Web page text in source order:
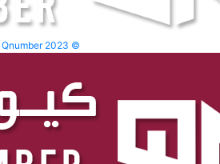
Qnumber 2023 ©